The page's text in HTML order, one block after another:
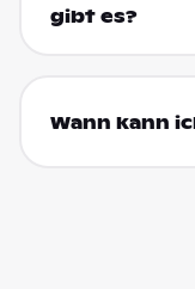
gibt es?
Wann kann